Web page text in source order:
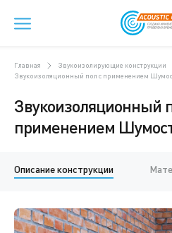
Главная Звукоизолирующие конструкции
Звукоизоляционный пол с применением
Звукоизоляционный
применением
Описание конструкции